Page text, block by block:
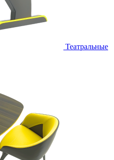
Театральные